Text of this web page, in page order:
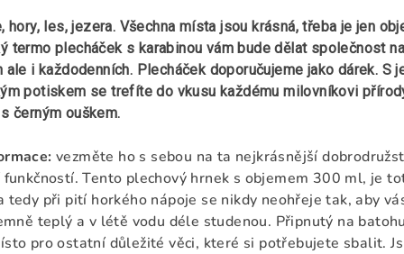
hory, les, jezera. Všechna místa jsou krásná, třeba je jen
termo plecháček s karabinou vám bude dělat společnost
ale i každodenních. Plecháček doporučujeme jako dárek. S
potiskem se trefíte do vkusu každému milovníkovi
černým ouškem.
vezměte ho s sebou na ta nejkrásnější
funkčností. Tento plechový hrnek s objemem 300 ml, je
tedy při pití horkého nápoje se nikdy neohřeje tak, aby
teplý a v létě vodu déle studenou. Připnutý na
pro ostatní důležité věci, které si potřebujete sbalit.